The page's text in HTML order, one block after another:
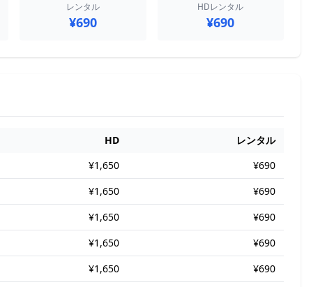
レンタル
¥690
HDレンタル
¥690
HD
レンタル
¥1,650
¥690
¥1,650
¥690
¥1,650
¥690
¥1,650
¥690
¥1,650
¥690